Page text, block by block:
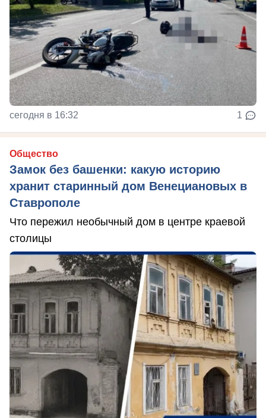
сегодня в 16:32 1
Общество
Замок без башенки: какую историю
хранит старинный дом Венециановых в
Ставрополе
Что пережил необычный дом в центре краевой
столицы